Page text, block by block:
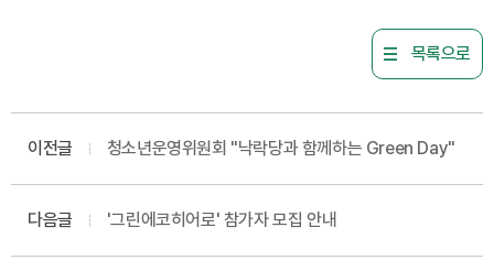
목록으로
이전글 청소년운영위원회 "낙락당과 함께하는 Green Day"
다음글 '그린에코히어로' 참가자 모집 안내